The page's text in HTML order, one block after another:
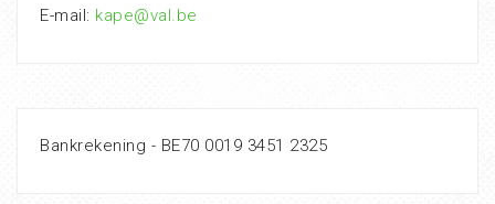
E-mail: kape@val.be
Bankrekening - BE70 0019 3451 2325